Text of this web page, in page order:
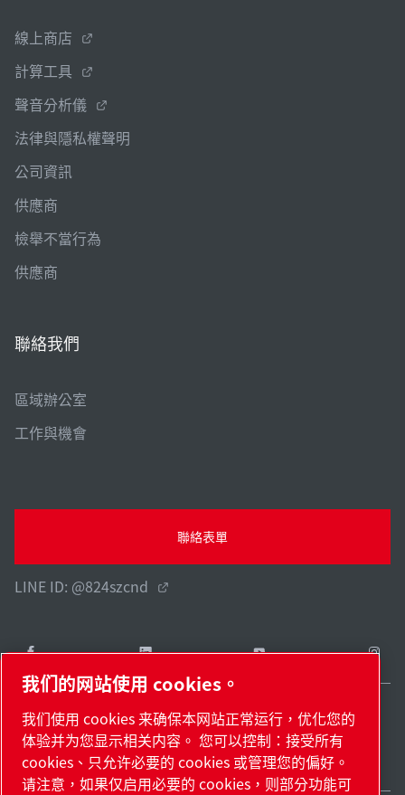
線上商店
計算工具
聲音分析儀
法律與隱私權聲明
公司資訊
供應商
檢舉不當行為
供應商
聯絡我們
區域辦公室
工作與機會
聯絡表單
LINE ID: @824szcnd
網站地圖管理 cookies© 2026 著作權。
Taiwan / ZH
我们的网站使用 cookies。
我们使用 cookies 来确保本网站正常运行，优化您的
体验并为您显示相关内容。 您可以控制：接受所有
cookies、只允许必要的 cookies 或管理您的偏好。
请注意，如果仅启用必要的 cookies，则部分功能可